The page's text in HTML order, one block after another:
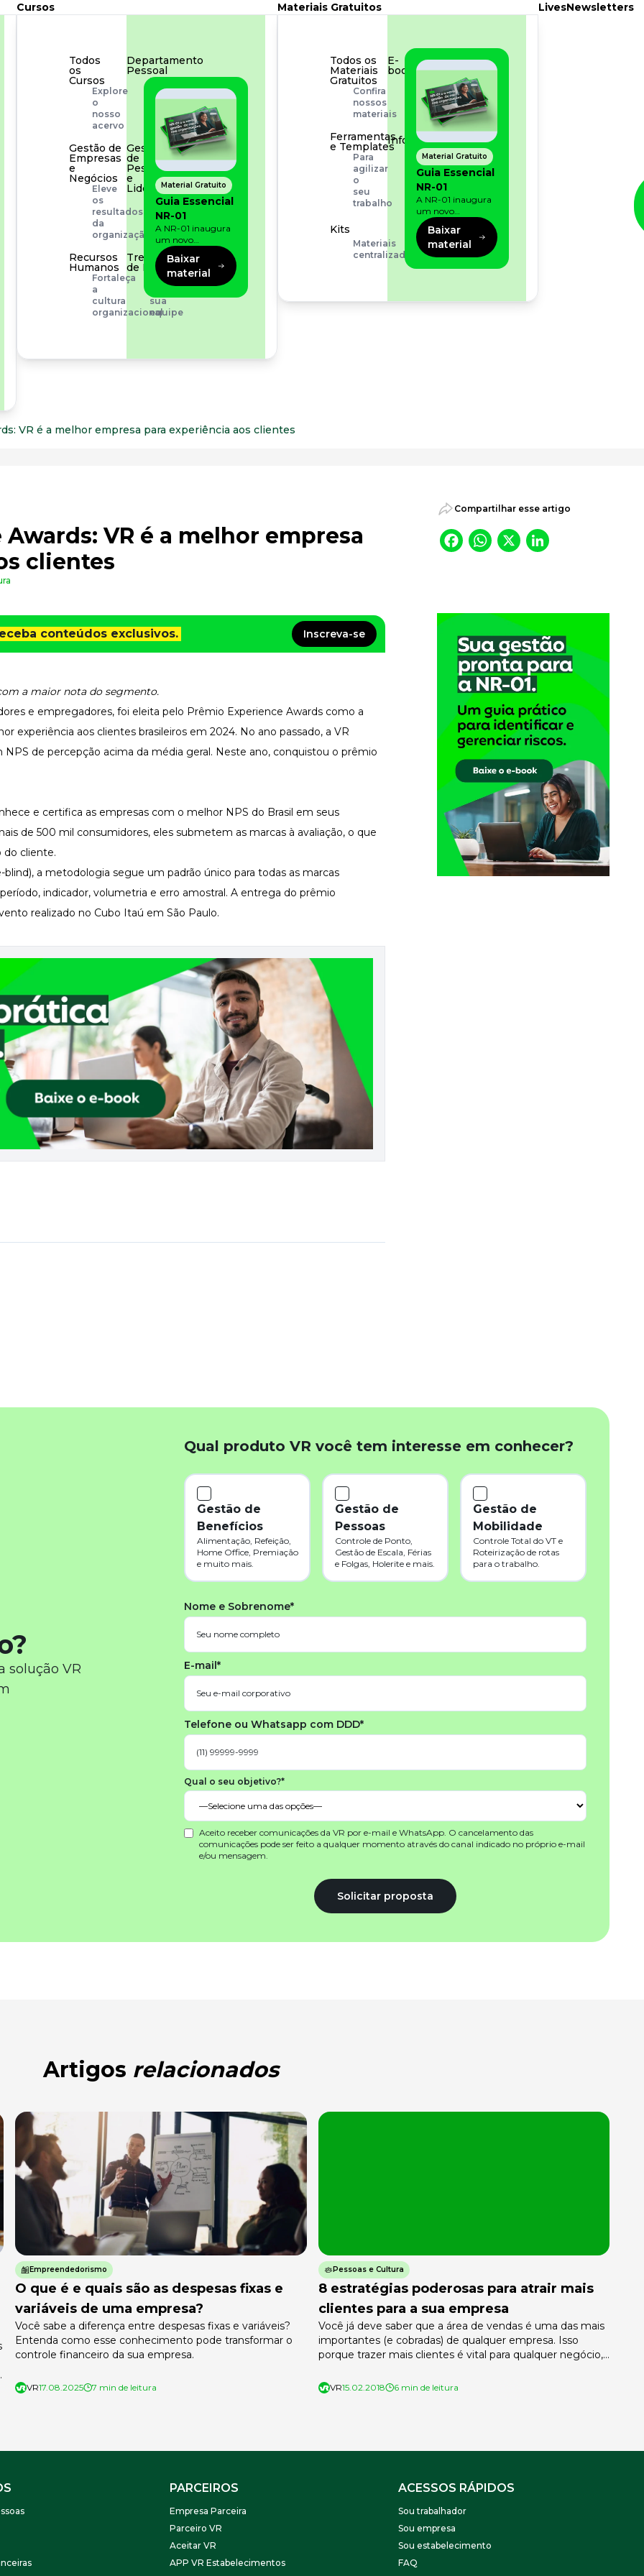
Cursos
Todos
os
Cursos
Explore
o
nosso
acervo
Departamento
Pessoal
Para
simplificar
processos
Gestão de
Empresas
e
Negócios
Eleve
os
resultados
da
organização
Gestão
de
Pessoas
e
Liderança
Capacitação
com
especialistas
Recursos
Humanos
Fortaleça
a
cultura
organizacional
Treinamento
de Produto
Desenvolva
sua
equipe
Material Gratuito
Guia Essencial
NR-01
A NR-01 inaugura
um novo
momento na
prevenção de riscos:
agora, além dos
fatores físicos e
operacionais, as
empresas precisam
olhar também
Baixar
material
Materiais Gratuitos
Todos os
Materiais
Gratuitos
Confira
nossos
materiais
E-
book
Aprofunde
seu
conhecimento
Ferramentas
e Templates
Para
agilizar
o
seu
trabalho
Infográfico
Conteúdo
prático
rápido
Kits
Materiais
centralizados
Material Gratuito
Guia Essencial
NR-01
A NR-01 inaugura
um novo
momento na
prevenção de riscos:
agora, além dos
fatores físicos e
operacionais, as
para os riscos
Baixar
material
LivesNewsletters
VR é a melhor empresa para experiência aos clientes
VR é a melhor empresa
clientes
conteúdos exclusivos. Inscreva-se
a maior nota do segmento.
e empregadores, foi eleita pelo Prêmio Experience Awards como a
experiência aos clientes brasileiros em 2024. No ano passado, a VR
de percepção acima da média geral. Neste ano, conquistou o prêmio
e certifica as empresas com o melhor NPS do Brasil em seus
de 500 mil consumidores, eles submetem as marcas à avaliação, o que
do cliente.
a metodologia segue um padrão único para todas as marcas
indicador, volumetria e erro amostral. A entrega do prêmio
realizado no Cubo Itaú em São Paulo.
Compartilhar esse artigo
Facebook
WhatsApp
X
solução VR
Qual produto VR você tem interesse em conhecer?
Gestão de
Benefícios
Alimentação, Refeição,
Home Office, Premiação
e muito mais.
Gestão de
Pessoas
Controle de Ponto,
Gestão de Escala, Férias
e Folgas, Holerite e mais.
Gestão de
Mobilidade
Controle Total do VT e
Roteirização de rotas
para o trabalho.
Nome e Sobrenome*
E-mail*
Telefone ou Whatsapp com DDD*
Qual o seu objetivo?*
Aceito receber comunicações da VR por e-mail e WhatsApp. O cancelamento das
comunicações pode ser feito a qualquer momento através do canal indicado no próprio e-mail
e/ou mensagem.
Solicitar proposta
Artigos relacionados
Empreendedorismo
O que é e quais são as despesas fixas e
variáveis de uma empresa?
Você sabe a diferença entre despesas fixas e variáveis?
Entenda como esse conhecimento pode transformar o
controle financeiro da sua empresa.
VR17.08.2025 7 min de leitura
Pessoas e Cultura
8 estratégias poderosas para atrair mais
clientes para a sua empresa
Você já deve saber que a área de vendas é uma das mais
importantes (e cobradas) de qualquer empresa. Isso
porque trazer mais clientes é vital para qualquer negócio,
maior — aqui, o número de clientes pode determinar se a
VR15.02.2018 6 min de leitura
PARCEIROS
Empresa Parceira
Parceiro VR
Aceitar VR
APP VR Estabelecimentos
ACESSOS RÁPIDOS
Sou trabalhador
Sou empresa
Sou estabelecimento
FAQ